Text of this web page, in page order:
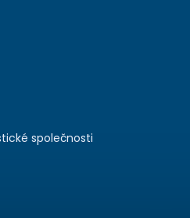
společnosti